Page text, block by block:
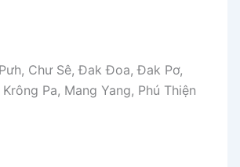
Chư Sê, Đak Đoa, Đak Pơ,
Pa, Mang Yang, Phú Thiện